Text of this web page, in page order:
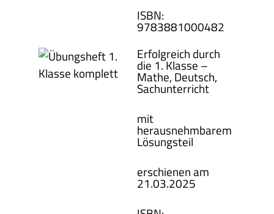
ISBN:
9783881000482
Erfolgreich durch
die 1. Klasse –
Mathe, Deutsch,
Sachunterricht
mit
herausnehmbarem
Lösungsteil
erschienen am
21.03.2025